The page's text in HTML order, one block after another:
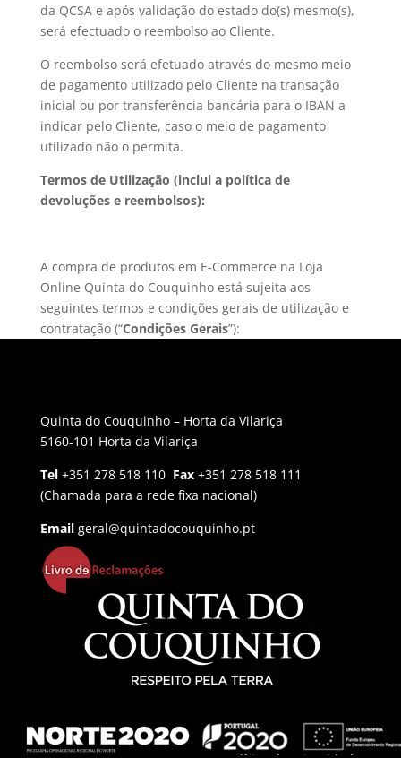
da QCSA e após validação do estado do(s) mesmo(s),
será efectuado o reembolso ao Cliente.
O reembolso será efetuado através do mesmo meio
de pagamento utilizado pelo Cliente na transação
inicial ou por transferência bancária para o IBAN a
indicar pelo Cliente, caso o meio de pagamento
utilizado não o permita.
Termos de Utilização (inclui a política de
devoluções e reembolsos):
A compra de produtos em E-Commerce na Loja
Online Quinta do Couquinho está sujeita aos
seguintes termos e condições gerais de utilização e
contratação (“Condições Gerais”):
Quinta do Couquinho – Horta da Vilariça
5160-101 Horta da Vilariça
Tel +351 278 518 110 Fax +351 278 518 111
(Chamada para a rede fixa nacional)
Email geral@quintadocouquinho.pt